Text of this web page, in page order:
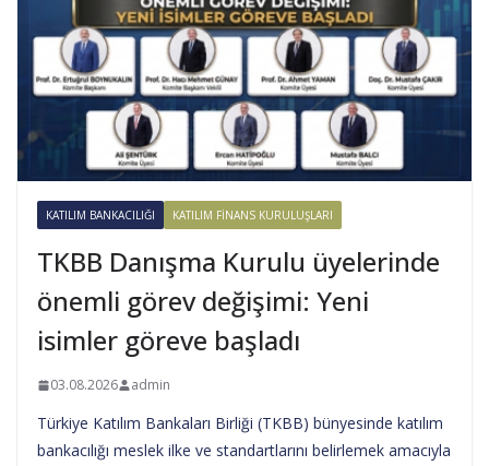
KATILIM BANKACILIĞI KATILIM FINANS KURULUŞLARI
TKBB Danışma Kurulu üyelerinde
önemli görev değişimi: Yeni
isimler göreve başladı
03.08.2026 admin
Türkiye Katılım Bankaları Birliği (TKBB) bünyesinde katılım
bankacılığı meslek ilke ve standartlarını belirlemek amacıyla